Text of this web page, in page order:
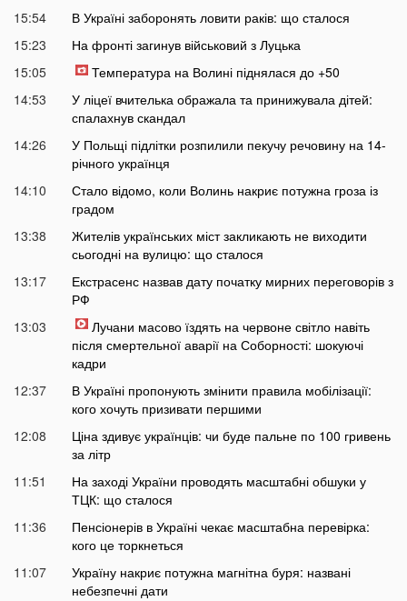
15:54
В Україні заборонять ловити раків: що сталося
15:23
На фронті загинув військовий з Луцька
15:05
Температура на Волині піднялася до +50
14:53
У ліцеї вчителька ображала та принижувала дітей:
спалахнув скандал
14:26
У Польщі підлітки розпилили пекучу речовину на 14-
річного українця
14:10
Стало відомо, коли Волинь накриє потужна гроза із
градом
13:38
Жителів українських міст закликають не виходити
сьогодні на вулицю: що сталося
13:17
Екстрасенс назвав дату початку мирних переговорів з
РФ
13:03
Лучани масово їздять на червоне світло навіть
після смертельної аварії на Соборності: шокуючі
кадри
12:37
В Україні пропонують змінити правила мобілізації:
кого хочуть призивати першими
12:08
Ціна здивує українців: чи буде пальне по 100 гривень
за літр
11:51
На заході України проводять масштабні обшуки у
ТЦК: що сталося
11:36
Пенсіонерів в Україні чекає масштабна перевірка:
кого це торкнеться
11:07
Україну накриє потужна магнітна буря: названі
небезпечні дати